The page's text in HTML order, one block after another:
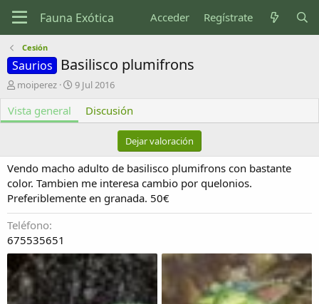
Acceder Regístrate
Cesión
Saurios Basilisco plumifrons
A
t
o
moiperez
F
h
c
r
e
a
ó
n
9 Jul 2016
Vista general Discusión
Dejar valoración
Vendo macho adulto de basilisco plumifrons con bastante
color. Tambien me interesa cambio por quelonios.
Preferiblemente en granada. 50€
Teléfono
675535651